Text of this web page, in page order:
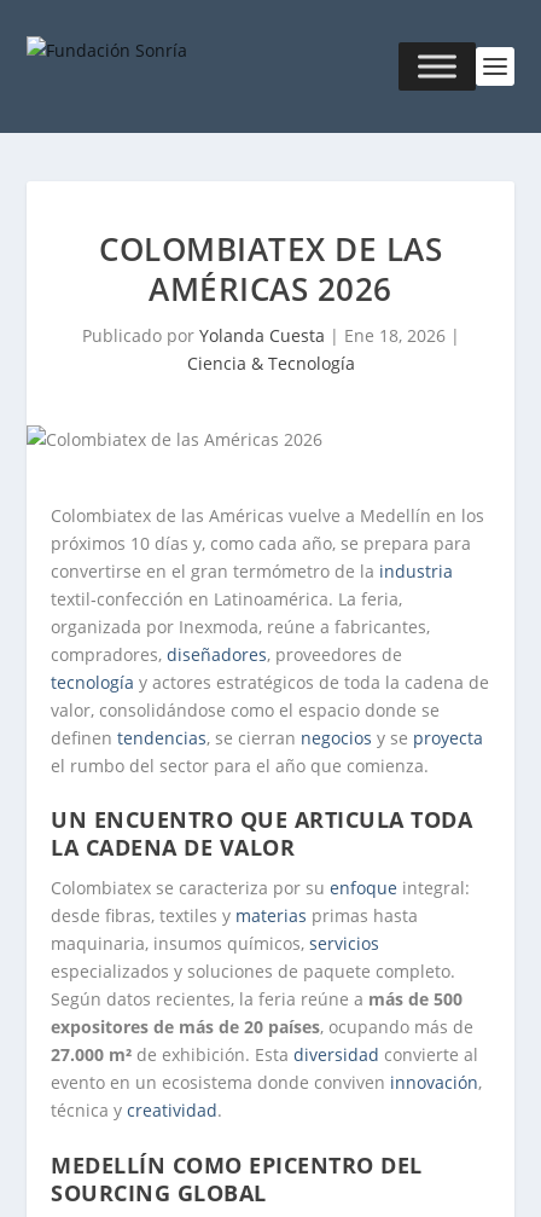
COLOMBIATEX DE LAS
AMÉRICAS 2026
Publicado por Yolanda Cuesta | Ene 18, 2026|
Ciencia & Tecnología
Colombiatex de las Américas vuelve a Medellín en los
próximos 10 días y, como cada año, se prepara para
convertirse en el gran termómetro de la industria
textil‑confección en Latinoamérica. La feria,
organizada por Inexmoda, reúne a fabricantes,
compradores,diseñadores, proveedores de
tecnología y actores estratégicos de toda la cadena de
valor, consolidándose como el espacio donde se
definentendencias, se cierran negocios y se proyecta
el rumbo del sector para el año que comienza.
UN ENCUENTRO QUE ARTICULA TODA
LA CADENA DE VALOR
Colombiatex se caracteriza por suenfoque integral:
desde fibras, textiles y materias primas hasta
maquinaria, insumos químicos,servicios
especializados y soluciones de paquete completo.
Según datos recientes, la feria reúne a más de 500
expositores de más de 20 países, ocupando más de
27.000 m² de exhibición. Estadiversidad convierte al
evento en un ecosistema donde conviven innovación,
técnica ycreatividad.
MEDELLÍN COMO EPICENTRO DEL
SOURCING GLOBAL